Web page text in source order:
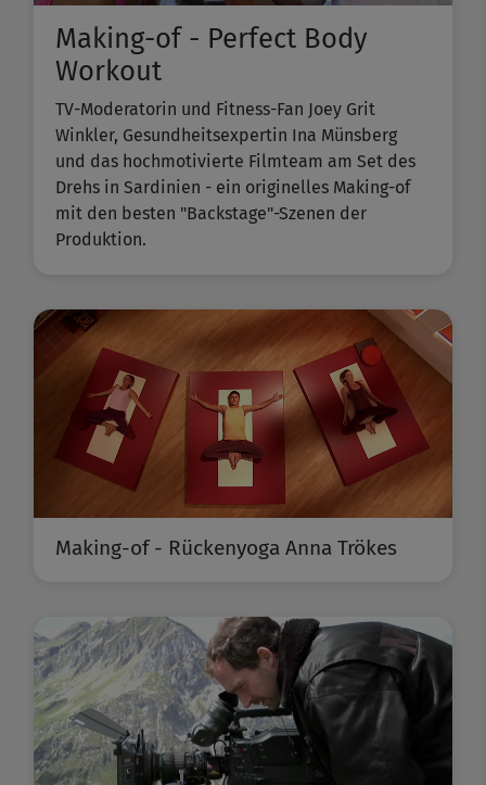
Making-of - Perfect Body
Workout
TV-Moderatorin und Fitness-Fan Joey Grit
Winkler, Gesundheitsexpertin Ina Münsberg
und das hochmotivierte Filmteam am Set des
Drehs in Sardinien - ein originelles Making-of
mit den besten "Backstage"-Szenen der
Produktion.
Making-of - Rückenyoga Anna Trökes